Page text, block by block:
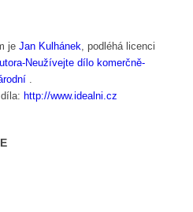
je Jan Kulhánek , podléhá licenci
Neužívejte dílo komerčně-
http://www.idealni.cz